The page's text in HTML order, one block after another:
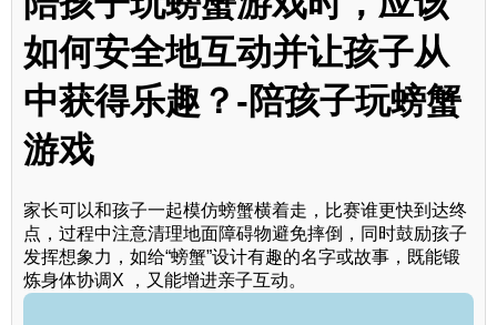
如何安全地互动并让孩子从
中获得乐趣？-陪孩子玩螃蟹
游戏
家长可以和孩子一起模仿螃蟹横着走，比赛谁更快到达终
点，过程中注意清理地面障碍物避免摔倒，同时鼓励孩子
发挥想象力，如给“螃蟹”设计有趣的名字或故事，既能锻
炼身体协调X ，又能增进亲子互动。